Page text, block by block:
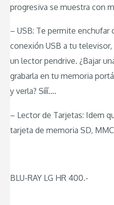
progresiva se muestra con
– USB: Te permite enchufar
conexión USB a tu
un lector pendrive. ¿Bajar
grabarla en tu memoria
y verla? Sííí….
– Lector de Tarjetas: Idem
tarjeta de memoria SD,
BLU-RAY LG HR 400.-